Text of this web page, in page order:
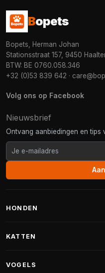
Bopets
Bopets, Herman Johan
Stationsstraat 157, 9450
BTW: BE 0760.058.346
+32 (0)53 839 642 ·
Volg ons op Facebook
Nieuwsbrief
Ontvang aanbiedingen en tips
HONDEN
Fantail hondenmanden
KATTEN
VOGELS